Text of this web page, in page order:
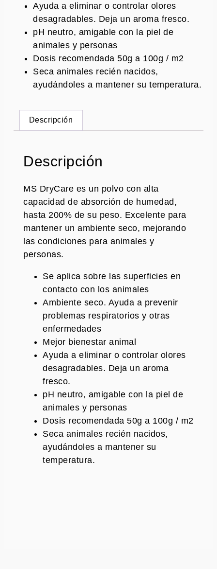
Ayuda a eliminar o controlar olores
desagradables. Deja un aroma fresco.
pH neutro, amigable con la piel de
animales y personas
Dosis recomendada 50g a 100g / m2
Seca animales recién nacidos,
ayudándoles a mantener su temperatura.
Descripción
Descripción
MS DryCare es un polvo con alta
capacidad de absorción de humedad,
hasta 200% de su peso. Excelente para
mantener un ambiente seco, mejorando
las condiciones para animales y
personas.
Se aplica sobre las superficies en
contacto con los animales
Ambiente seco. Ayuda a prevenir
problemas respiratorios y otras
enfermedades
Mejor bienestar animal
Ayuda a eliminar o controlar olores
desagradables. Deja un aroma
fresco.
pH neutro, amigable con la piel de
animales y personas
Dosis recomendada 50g a 100g / m2
Seca animales recién nacidos,
ayudándoles a mantener su
temperatura.